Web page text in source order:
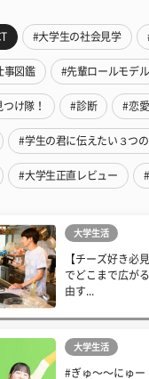
#大学生の社会見学
事図鑑 #先輩ロールモデル
け隊！ #診断 #恋
#学生の君に伝えたい３つの
#大学生正直レビュー
大学生活
【チーズ好き必
でどこまで広が
由す...
大学生活
#ぎゅ〜〜にゅー